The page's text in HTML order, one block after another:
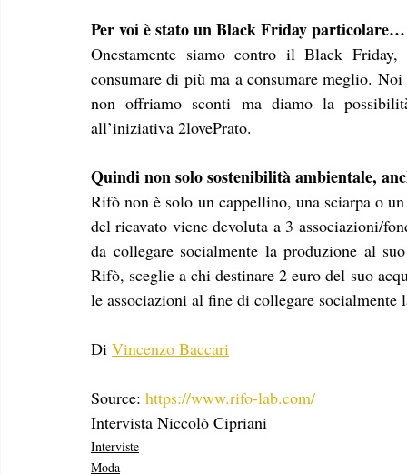
Per voi è stato un Black Friday
Onestamente siamo contro il Black
consumare di più ma a consumare meglio.
non offriamo sconti ma diamo la
all’iniziativa 2lovePrato.
Quindi non solo sostenibilità ambientale,
Rifò non è solo un cappellino, una sciarpa o
del ricavato viene devoluta a 3 associazioni/
da collegare socialmente la produzione al
Rifò, sceglie a chi destinare 2 euro del suo
le associazioni al fine di collegare
Di Vincenzo Baccari
Source: https://www.rifo-lab.com/
Intervista Niccolò Cipriani
Interviste
Moda